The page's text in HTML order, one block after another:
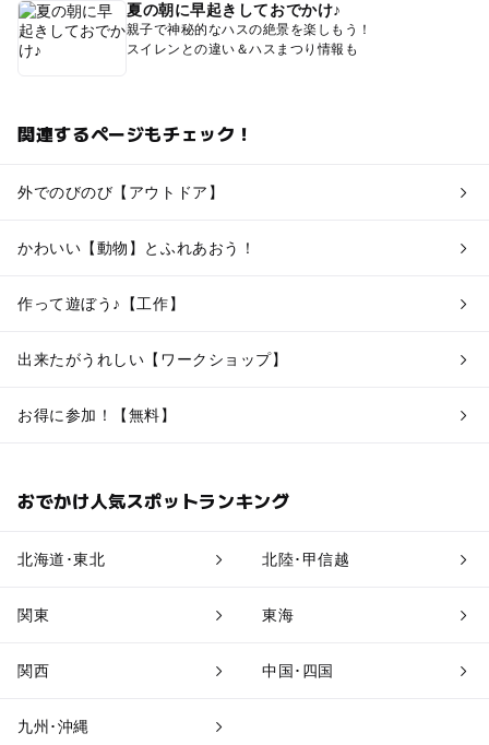
夏の朝に早起きしておでかけ♪
親子で神秘的なハスの絶景を楽しもう！
スイレンとの違い＆ハスまつり情報も
関連するページもチェック！
外でのびのび【アウトドア】
かわいい【動物】とふれあおう！
作って遊ぼう♪【工作】
出来たがうれしい【ワークショップ】
お得に参加！【無料】
おでかけ人気スポットランキング
北海道･東北 北陸･甲信越
関東 東海
関西 中国･四国
九州･沖縄